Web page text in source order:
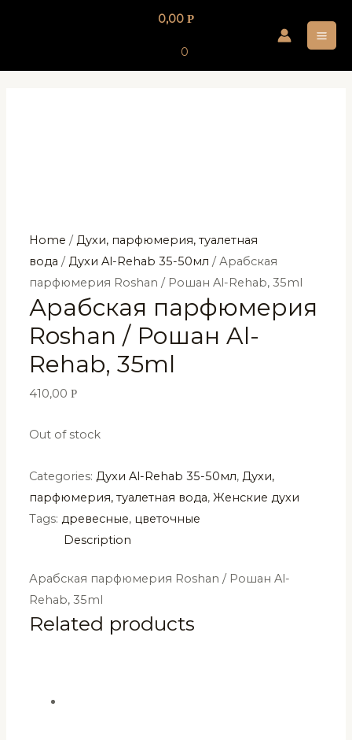
0,00 Р
0
Home /Духи, парфюмерия, туалетная
вода /Духи Al-Rehab 35-50мл / Арабская
парфюмерия Roshan / Рошан Al-Rehab, 35ml
Арабская парфюмерия
Roshan / Рошан Al-
Rehab, 35ml
410,00Р
Out of stock
Categories:Духи Al-Rehab 35-50мл,Духи,
парфюмерия, туалетная вода,Женские духи
Tags:древесные, цветочные
Description
Арабская парфюмерия Roshan / Рошан Al-
Rehab, 35ml
Related products